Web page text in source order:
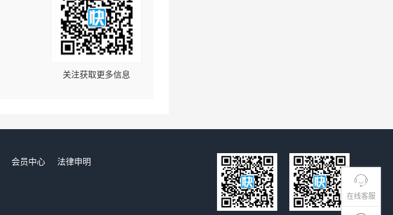
在线客服
关注获取更多信息
会员中心
法律申明